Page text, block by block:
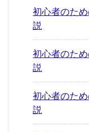
初心者のた
説
初心者のた
説
初心者のた
説